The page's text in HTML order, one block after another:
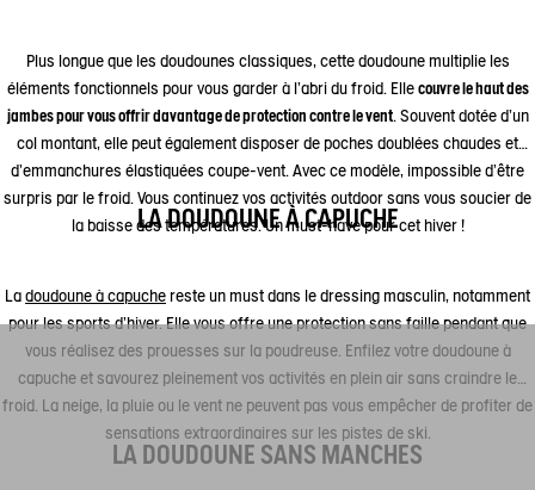
Plus longue que les doudounes classiques, cette doudoune multiplie les
éléments fonctionnels pour vous garder à l'abri du froid. Elle couvre le haut des
jambes pour vous offrir davantage de protection contre le vent. Souvent dotée d'un
col montant, elle peut également disposer de poches doublées chaudes et
d’emmanchures élastiquées coupe-vent. Avec ce modèle, impossible d'être
surpris par le froid. Vous continuez vos activités outdoor sans vous soucier de
la baisse des températures. Un must-have pour cet hiver !
LA DOUDOUNE À CAPUCHE
La doudoune à capuche reste un must dans le dressing masculin, notamment
pour les sports d’hiver. Elle vous offre une protection sans faille pendant que
vous réalisez des prouesses sur la poudreuse. Enfilez votre doudoune à
capuche et savourez pleinement vos activités en plein air sans craindre le
froid. La neige, la pluie ou le vent ne peuvent pas vous empêcher de profiter de
sensations extraordinaires sur les pistes de ski.
LA DOUDOUNE SANS MANCHES